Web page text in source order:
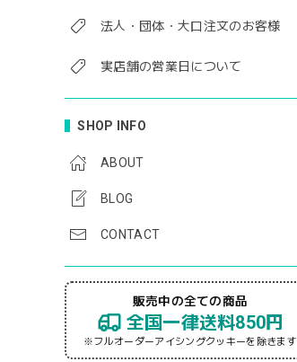
法人・団体・大口注文のお客様
実店舗の営業日について
SHOP INFO
ABOUT
BLOG
CONTACT
販売中の全ての商品
全国一律送料850円
※フルオーダーアイシングクッキーを除きます